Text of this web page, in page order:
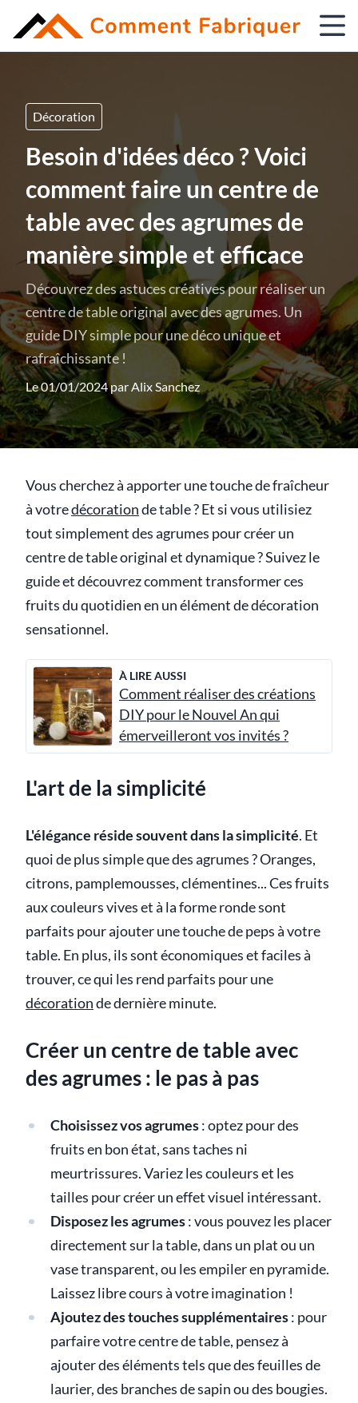
Décoration
Besoin d'idées déco ? Voici
comment faire un centre de
table avec des agrumes de
manière simple et efficace
Découvrez des astuces créatives pour réaliser un
centre de table original avec des agrumes. Un
guide DIY simple pour une déco unique et
rafraîchissante !
Le 01/01/2024 parAlix Sanchez
Vous cherchez à apporter une touche de fraîcheur
à votredécorationde table ? Et si vous utilisiez
tout simplement des agrumes pour créer un
centre de table original et dynamique ? Suivez le
guide et découvrez comment transformer ces
fruits du quotidien en un élément de décoration
sensationnel.
À LIRE AUSSI
Comment réaliser des créations
DIY pour le Nouvel An qui
émerveilleront vos invités ?
L'art de la simplicité
L'élégance réside souvent dans la simplicité. Et
quoi de plus simple que des agrumes ? Oranges,
citrons, pamplemousses, clémentines... Ces fruits
aux couleurs vives et à la forme ronde sont
parfaits pour ajouter une touche de peps à votre
table. En plus, ils sont économiques et faciles à
trouver, ce qui les rend parfaits pour une
décorationde dernière minute.
Créer un centre de table avec
des agrumes : le pas à pas
Choisissez vos agrumes: optez pour des
fruits en bon état, sans taches ni
meurtrissures. Variez les couleurs et les
tailles pour créer un effet visuel intéressant.
Disposez les agrumes: vous pouvez les placer
directement sur la table, dans un plat ou un
vase transparent, ou les empiler en pyramide.
Laissez libre cours à votre imagination !
Ajoutez des touches supplémentaires: pour
parfaire votre centre de table, pensez à
ajouter des éléments tels que des feuilles de
laurier, des branches de sapin ou des bougies.